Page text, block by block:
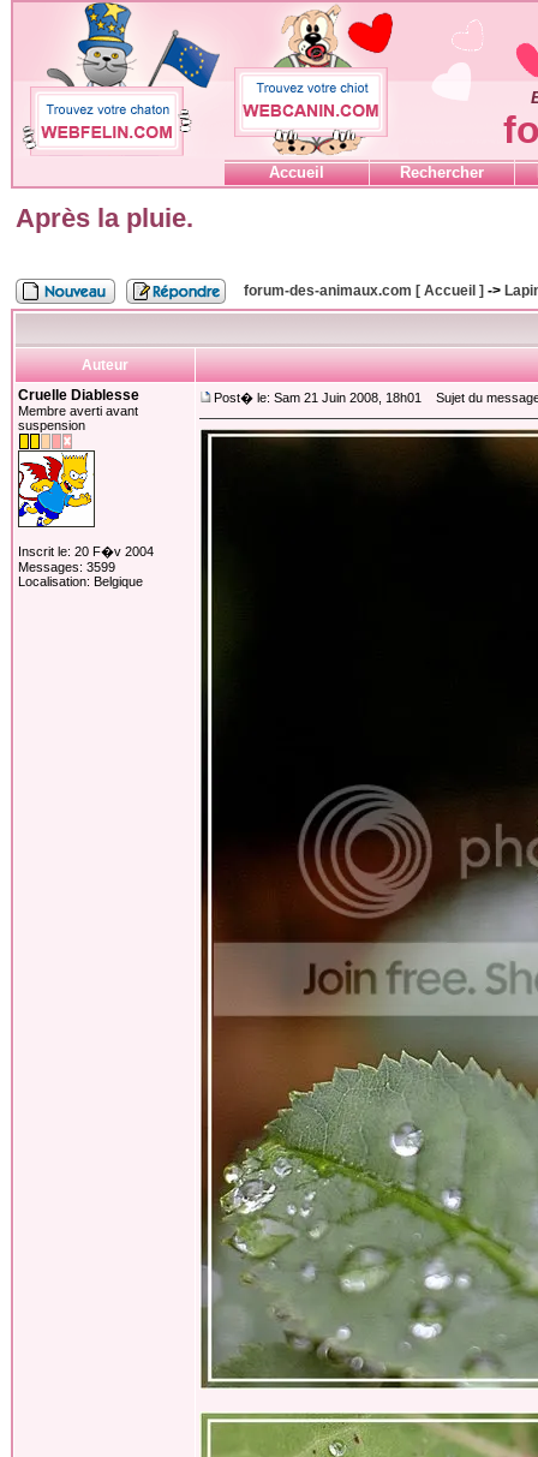
Accueil Rechercher
Après la pluie.
forum-des-animaux.com [ Accueil ] ->
Auteur
Cruelle Diablesse
Membre averti avant
suspension
Inscrit le: 20 F�v 2004
Messages: 3599
Localisation: Belgique
Post� le: Sam 21 Juin 2008, 18h01 Sujet du